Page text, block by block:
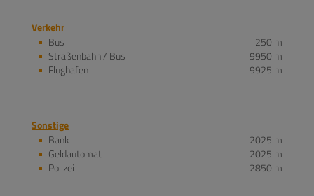
Verkehr
Bus
250 m
Straßenbahn / Bus
9950 m
Flughafen
9925 m
Sonstige
Bank
2025 m
Geldautomat
2025 m
Polizei
2850 m